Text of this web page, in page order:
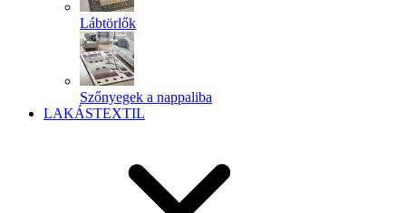
Lábtörlők
Szőnyegek a nappaliba
LAKÁSTEXTIL